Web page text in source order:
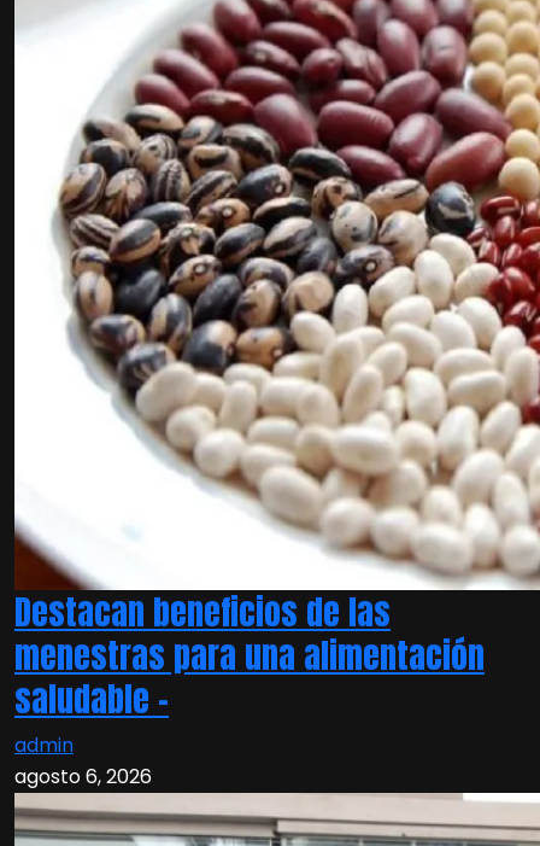
Destacan beneficios de las
menestras para una alimentación
saludable –
admin
agosto 6, 2026